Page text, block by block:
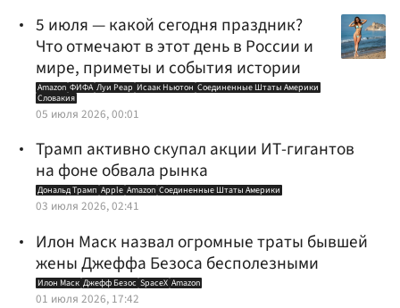
5 июля — какой сегодня праздник?
Что отмечают в этот день в России и
мире, приметы и события истории
Amazon ФИФА Луи Реар Исаак Ньютон Соединенные Штаты Америки
Словакия
05 июля 2026, 00:01
Трамп активно скупал акции ИТ-гигантов
на фоне обвала рынка
Дональд Трамп Apple Amazon Соединенные Штаты Америки
03 июля 2026, 02:41
Илон Маск назвал огромные траты бывшей
жены Джеффа Безоса бесполезными
Илон Маск Джефф Безос SpaceX Amazon
01 июля 2026, 17:42